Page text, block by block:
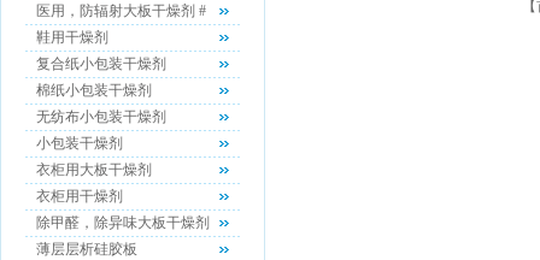
医用，防辐射大板干燥剂 #
鞋用干燥剂
复合纸小包装干燥剂
棉纸小包装干燥剂
无纺布小包装干燥剂
小包装干燥剂
衣柜用大板干燥剂
衣柜用干燥剂
除甲醛，除异味大板干燥剂
薄层层析硅胶板
【